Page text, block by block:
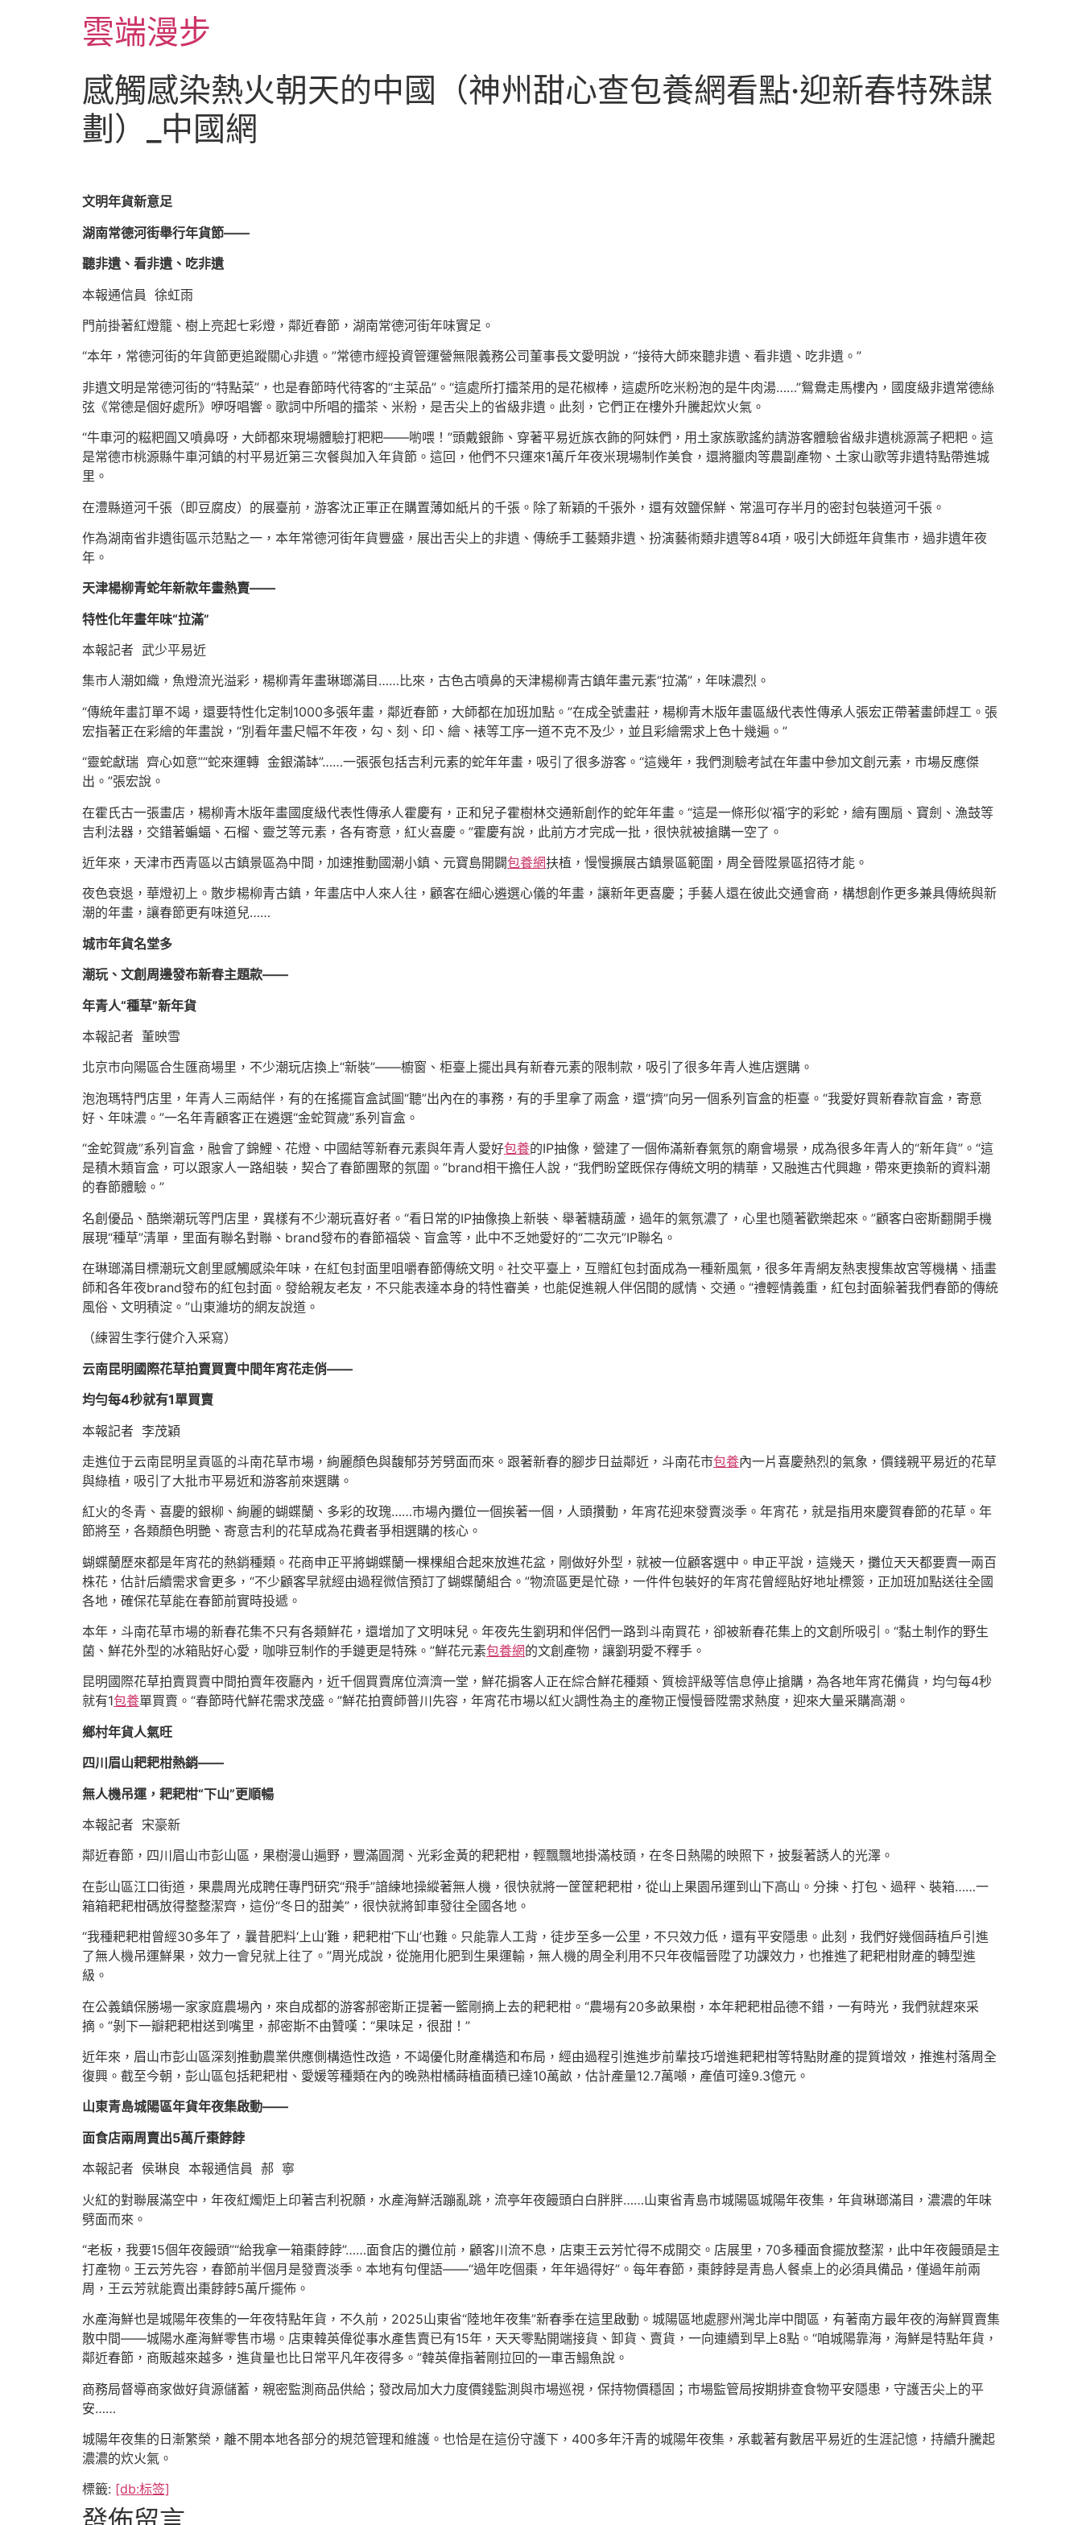
雲端漫步
感觸感染熱火朝天的中國（神州甜心查包養網看點·迎新春特殊謀
劃）_中國網
文明年貨新意足
湖南常德河街舉行年貨節——
聽非遺、看非遺、吃非遺
本報通信員 徐虹雨
門前掛著紅燈籠、樹上亮起七彩燈，鄰近春節，湖南常德河街年味實足。
“本年，常德河街的年貨節更追蹤關心非遺。”常德市經投資管運營無限義務公司董事長文愛明說，“接待大師來聽非遺、看非遺、吃非遺。”
非遺文明是常德河街的“特點菜”，也是春節時代待客的“主菜品”。“這處所打擂茶用的是花椒棒，這處所吃米粉泡的是牛肉湯……”鴛鴦走馬樓內，國度級非遺常德絲
弦《常德是個好處所》咿呀唱響。歌詞中所唱的擂茶、米粉，是舌尖上的省級非遺。此刻，它們正在樓外升騰起炊火氣。
“牛車河的糍粑圓又噴鼻呀，大師都來現場體驗打粑粑——喲喂！”頭戴銀飾、穿著平易近族衣飾的阿妹們，用土家族歌謠約請游客體驗省級非遺桃源蒿子粑粑。這
是常德市桃源縣牛車河鎮的村平易近第三次餐與加入年貨節。這回，他們不只運來1萬斤年夜米現場制作美食，還將臘肉等農副產物、土家山歌等非遺特點帶進城
里。
在澧縣道河千張（即豆腐皮）的展臺前，游客沈正軍正在購置薄如紙片的千張。除了新穎的千張外，還有效鹽保鮮、常溫可存半月的密封包裝道河千張。
作為湖南省非遺街區示范點之一，本年常德河街年貨豐盛，展出舌尖上的非遺、傳統手工藝類非遺、扮演藝術類非遺等84項，吸引大師逛年貨集市，過非遺年夜
年。
天津楊柳青蛇年新款年畫熱賣——
特性化年畫年味“拉滿”
本報記者 武少平易近
集市人潮如織，魚燈流光溢彩，楊柳青年畫琳瑯滿目……比來，古色古噴鼻的天津楊柳青古鎮年畫元素“拉滿”，年味濃烈。
“傳統年畫訂單不竭，還要特性化定制1000多張年畫，鄰近春節，大師都在加班加點。”在成全號畫莊，楊柳青木版年畫區級代表性傳承人張宏正帶著畫師趕工。張
宏指著正在彩繪的年畫說，“別看年畫尺幅不年夜，勾、刻、印、繪、裱等工序一道不克不及少，並且彩繪需求上色十幾遍。”
“靈蛇獻瑞 齊心如意”“蛇來運轉 金銀滿缽”……一張張包括吉利元素的蛇年年畫，吸引了很多游客。“這幾年，我們測驗考試在年畫中參加文創元素，市場反應傑
出。”張宏說。
在霍氏古一張畫店，楊柳青木版年畫國度級代表性傳承人霍慶有，正和兒子霍樹林交通新創作的蛇年年畫。“這是一條形似‘福’字的彩蛇，繪有團扇、寶劍、漁鼓等
吉利法器，交錯著蝙蝠、石榴、靈芝等元素，各有寄意，紅火喜慶。”霍慶有說，此前方才完成一批，很快就被搶購一空了。
近年來，天津市西青區以古鎮景區為中間，加速推動國潮小鎮、元寶島開闢包養網扶植，慢慢擴展古鎮景區範圍，周全晉陞景區招待才能。
夜色衰退，華燈初上。散步楊柳青古鎮，年畫店中人來人往，顧客在細心遴選心儀的年畫，讓新年更喜慶；手藝人還在彼此交通會商，構想創作更多兼具傳統與新
潮的年畫，讓春節更有味道兒……
城市年貨名堂多
潮玩、文創周邊發布新春主題款——
年青人“種草”新年貨
本報記者 董映雪
北京市向陽區合生匯商場里，不少潮玩店換上“新裝”——櫥窗、柜臺上擺出具有新春元素的限制款，吸引了很多年青人進店選購。
泡泡瑪特門店里，年青人三兩結伴，有的在搖擺盲盒試圖“聽”出內在的事務，有的手里拿了兩盒，還“擠”向另一個系列盲盒的柜臺。“我愛好買新春款盲盒，寄意
好、年味濃。”一名年青顧客正在遴選“金蛇賀歲”系列盲盒。
“金蛇賀歲”系列盲盒，融會了錦鯉、花燈、中國結等新春元素與年青人愛好包養的IP抽像，營建了一個佈滿新春氣氛的廟會場景，成為很多年青人的“新年貨”。“這
是積木類盲盒，可以跟家人一路組裝，契合了春節團聚的氛圍。”brand相干擔任人說，“我們盼望既保存傳統文明的精華，又融進古代興趣，帶來更換新的資料潮
的春節體驗。”
名創優品、酷樂潮玩等門店里，異樣有不少潮玩喜好者。“看日常的IP抽像換上新裝、舉著糖葫蘆，過年的氣氛濃了，心里也隨著歡樂起來。”顧客白密斯翻開手機
展現“種草”清單，里面有聯名對聯、brand發布的春節福袋、盲盒等，此中不乏她愛好的“二次元”IP聯名。
在琳瑯滿目標潮玩文創里感觸感染年味，在紅包封面里咀嚼春節傳統文明。社交平臺上，互贈紅包封面成為一種新風氣，很多年青網友熱衷搜集故宮等機構、插畫
師和各年夜brand發布的紅包封面。發給親友老友，不只能表達本身的特性審美，也能促進親人伴侶間的感情、交通。“禮輕情義重，紅包封面躲著我們春節的傳統
風俗、文明積淀。”山東濰坊的網友說道。
（練習生李行健介入采寫）
云南昆明國際花草拍賣買賣中間年宵花走俏——
均勻每4秒就有1單買賣
本報記者 李茂穎
走進位于云南昆明呈貢區的斗南花草市場，絢麗顏色與馥郁芬芳劈面而來。跟著新春的腳步日益鄰近，斗南花市包養內一片喜慶熱烈的氣象，價錢親平易近的花草
與綠植，吸引了大批市平易近和游客前來選購。
紅火的冬青、喜慶的銀柳、絢麗的蝴蝶蘭、多彩的玫瑰……市場內攤位一個挨著一個，人頭攢動，年宵花迎來發賣淡季。年宵花，就是指用來慶賀春節的花草。年
節將至，各類顏色明艷、寄意吉利的花草成為花費者爭相選購的核心。
蝴蝶蘭歷來都是年宵花的熱銷種類。花商申正平將蝴蝶蘭一棵棵組合起來放進花盆，剛做好外型，就被一位顧客選中。申正平說，這幾天，攤位天天都要賣一兩百
株花，估計后續需求會更多，“不少顧客早就經由過程微信預訂了蝴蝶蘭組合。”物流區更是忙碌，一件件包裝好的年宵花曾經貼好地址標簽，正加班加點送往全國
各地，確保花草能在春節前實時投遞。
本年，斗南花草市場的新春花集不只有各類鮮花，還增加了文明味兒。年夜先生劉玥和伴侶們一路到斗南買花，卻被新春花集上的文創所吸引。“黏土制作的野生
菌、鮮花外型的冰箱貼好心愛，咖啡豆制作的手鏈更是特殊。”鮮花元素包養網的文創產物，讓劉玥愛不釋手。
昆明國際花草拍賣買賣中間拍賣年夜廳內，近千個買賣席位濟濟一堂，鮮花掮客人正在綜合鮮花種類、質檢評級等信息停止搶購，為各地年宵花備貨，均勻每4秒
就有1包養單買賣。“春節時代鮮花需求茂盛。”鮮花拍賣師普川先容，年宵花市場以紅火調性為主的產物正慢慢晉陞需求熱度，迎來大量采購高潮。
鄉村年貨人氣旺
四川眉山耙耙柑熱銷——
無人機吊運，耙耙柑“下山”更順暢
本報記者 宋豪新
鄰近春節，四川眉山市彭山區，果樹漫山遍野，豐滿圓潤、光彩金黃的耙耙柑，輕飄飄地掛滿枝頭，在冬日熱陽的映照下，披髮著誘人的光澤。
在彭山區江口街道，果農周光成聘任專門研究“飛手”諳練地操縱著無人機，很快就將一筐筐耙耙柑，從山上果園吊運到山下高山。分揀、打包、過秤、裝箱……一
箱箱耙耙柑碼放得整整潔齊，這份“冬日的甜美”，很快就將卸車發往全國各地。
“我種耙耙柑曾經30多年了，曩昔肥料‘上山’難，耙耙柑‘下山’也難。只能靠人工背，徒步至多一公里，不只效力低，還有平安隱患。此刻，我們好幾個蒔植戶引進
了無人機吊運鮮果，效力一會兒就上往了。”周光成說，從施用化肥到生果運輸，無人機的周全利用不只年夜幅晉陞了功課效力，也推進了耙耙柑財產的轉型進
級。
在公義鎮保勝場一家家庭農場內，來自成都的游客郝密斯正提著一籃剛摘上去的耙耙柑。“農場有20多畝果樹，本年耙耙柑品德不錯，一有時光，我們就趕來采
摘。”剝下一瓣耙耙柑送到嘴里，郝密斯不由贊嘆：“果味足，很甜！”
近年來，眉山市彭山區深刻推動農業供應側構造性改造，不竭優化財產構造和布局，經由過程引進進步前輩技巧增進耙耙柑等特點財產的提質增效，推進村落周全
復興。截至今朝，彭山區包括耙耙柑、愛媛等種類在內的晚熟柑橘蒔植面積已達10萬畝，估計產量12.7萬噸，產值可達9.3億元。
山東青島城陽區年貨年夜集啟動——
面食店兩周賣出5萬斤棗餑餑
本報記者 侯琳良 本報通信員 郝 寧
火紅的對聯展滿空中，年夜紅燭炬上印著吉利祝願，水產海鮮活蹦亂跳，流亭年夜饅頭白白胖胖……山東省青島市城陽區城陽年夜集，年貨琳瑯滿目，濃濃的年味
劈面而來。
“老板，我要15個年夜饅頭”“給我拿一箱棗餑餑”……面食店的攤位前，顧客川流不息，店東王云芳忙得不成開交。店展里，70多種面食擺放整潔，此中年夜饅頭是主
打產物。王云芳先容，春節前半個月是發賣淡季。本地有句俚語——“過年吃個棗，年年過得好”。每年春節，棗餑餑是青島人餐桌上的必須具備品，僅過年前兩
周，王云芳就能賣出棗餑餑5萬斤擺佈。
水產海鮮也是城陽年夜集的一年夜特點年貨，不久前，2025山東省“陸地年夜集”新春季在這里啟動。城陽區地處膠州灣北岸中間區，有著南方最年夜的海鮮買賣集
散中間——城陽水產海鮮零售市場。店東韓英偉從事水產售賣已有15年，天天零點開端接貨、卸貨、賣貨，一向連續到早上8點。“咱城陽靠海，海鮮是特點年貨，
鄰近春節，商販越來越多，進貨量也比日常平凡年夜得多。”韓英偉指著剛拉回的一車舌鰨魚說。
商務局督導商家做好貨源儲蓄，親密監測商品供給；發改局加大力度價錢監測與市場巡視，保持物價穩固；市場監管局按期排查食物平安隱患，守護舌尖上的平
安……
城陽年夜集的日漸繁榮，離不開本地各部分的規范管理和維護。也恰是在這份守護下，400多年汗青的城陽年夜集，承載著有數居平易近的生涯記憶，持續升騰起
濃濃的炊火氣。
標籤: [db:标签]